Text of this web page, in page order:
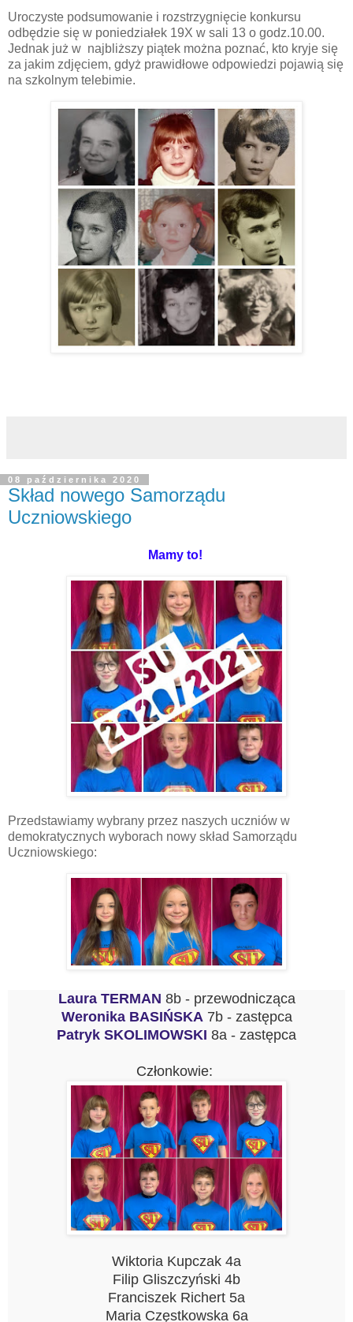
Uroczyste podsumowanie i rozstrzygnięcie konkursu
odbędzie się w poniedziałek 19X w sali 13 o godz.10.00.
Jednak już w najbliższy piątek można poznać, kto kryje się
za jakim zdjęciem, gdyż prawidłowe odpowiedzi pojawią się
na szkolnym telebimie.
08 października 2020
Skład nowego Samorządu
Uczniowskiego
Mamy to!
Przedstawiamy wybrany przez naszych uczniów w
demokratycznych wyborach nowy skład Samorządu
Uczniowskiego:
Laura TERMAN 8b - przewodnicząca
Weronika BASIŃSKA 7b - zastępca
Patryk SKOLIMOWSKI 8a - zastępca
Członkowie:
Wiktoria Kupczak 4a
Filip Gliszczyński 4b
Franciszek Richert 5a
Maria Częstkowska 6a